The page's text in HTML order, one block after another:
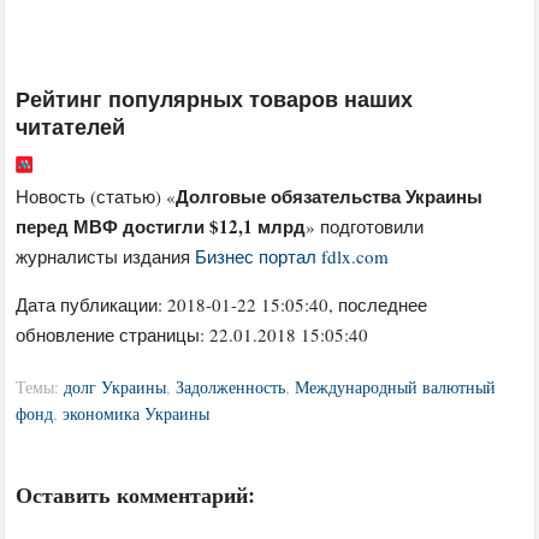
Рейтинг популярных товаров наших
читателей
Новость (статью) «Долговые обязательства Украины
перед МВФ достигли $12,1 млрд» подготовили
журналисты издания Бизнес портал fdlx.com
Дата публикации:2018-01-22 15:05:40, последнее
обновление страницы: 22.01.2018 15:05:40
Темы:долг Украины,Задолженность,Международный валютный
фонд,экономика Украины
Оставить комментарий: